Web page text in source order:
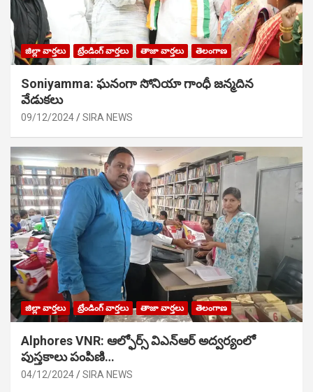
జిల్లా వార్తలు ట్రేండింగ్ వార్తలు తాజా వార్తలు తెలంగాణ
Soniyamma: ఘ‌నంగా సోనియా గాంధీ జ‌న్మ‌దిన
వేడుక‌లు
09/12/2024 SIRA NEWS
జిల్లా వార్తలు ట్రేండింగ్ వార్తలు తాజా వార్తలు తెలంగాణ
Alphores VNR: ఆల్ఫోర్స్ విఎన్ఆర్ అద్వర్యంలో
పుస్తకాలు పంపిణి…
04/12/2024 SIRA NEWS